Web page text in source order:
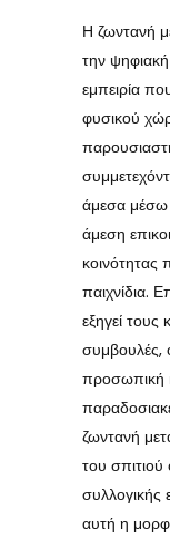
Η ζωντανή
την
εμπειρία
φυσικού
άμεσα
άμεση
κοινότητας
παιχνίδια.
εξηγεί τους
συμβουλές,
προσωπική
ζωντανή
του σπιτιού
συλλογικής
αυτή η